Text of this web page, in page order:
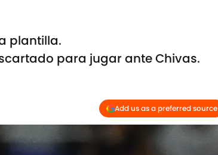
plantilla.
para jugar ante Chivas.
Add us as a preferred source